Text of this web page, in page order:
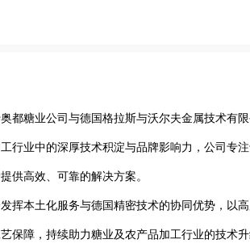
都糖业公司与德国格拉斯与沃尔夫金属技术有
行业中的深厚技术积淀与品牌影响力，公司专
供高效、可靠的解决方案。
挥本土化服务与德国精密技术的协同优势，以
保障，持续助力糖业及农产品加工行业的技术升